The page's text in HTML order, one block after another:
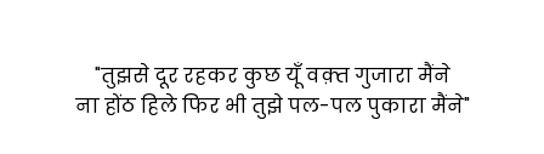
"तुझसे दूर रहकर कुछ यूँ वक़्त गुजारा मैंने
ना होंठ हिले फिर भी तुझे पल-पल पुकारा मैंने"